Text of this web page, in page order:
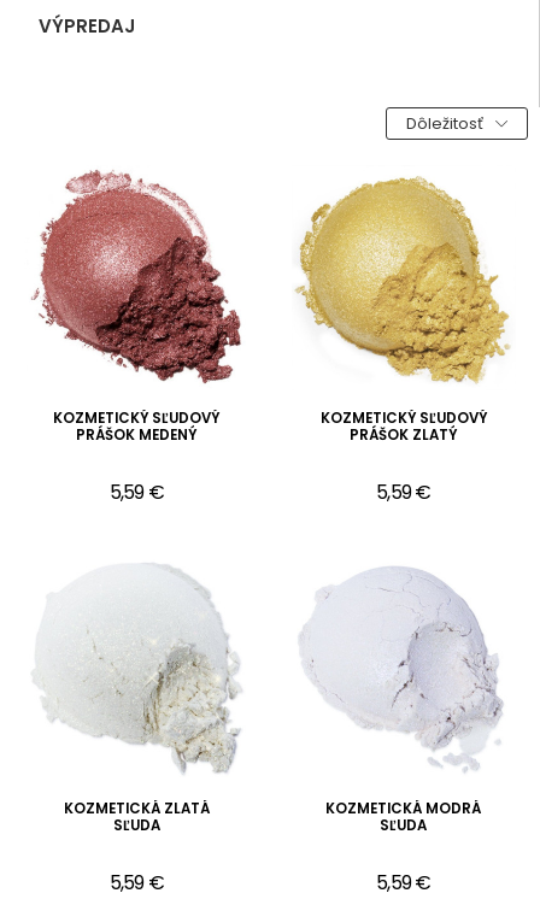
VÝPREDAJ
Dôležitosť
KOZMETICKÝ SĽUDOVÝ
PRÁŠOK MEDENÝ
5,59 €
KOZMETICKÝ SĽUDOVÝ
PRÁŠOK ZLATÝ
5,59 €
KOZMETICKÁ ZLATÁ
SĽUDA
5,59 €
KOZMETICKÁ MODRÁ
SĽUDA
5,59 €